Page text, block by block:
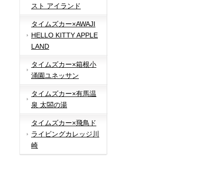
スト アイランド
タイムズカー×AWAJI
HELLO KITTY APPLE
LAND
タイムズカー×箱根小
涌園ユネッサン
タイムズカー×有馬温
泉 太閤の湯
タイムズカー×飛鳥ド
ライビングカレッジ川
崎